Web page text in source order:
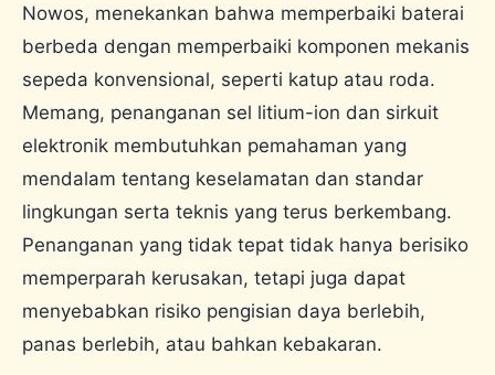
Nowos, menekankan bahwa memperbaiki baterai
berbeda dengan memperbaiki komponen mekanis
sepeda konvensional, seperti katup atau roda.
Memang, penanganan sel litium-ion dan sirkuit
elektronik membutuhkan pemahaman yang
mendalam tentang keselamatan dan standar
lingkungan serta teknis yang terus berkembang.
Penanganan yang tidak tepat tidak hanya berisiko
memperparah kerusakan, tetapi juga dapat
menyebabkan risiko pengisian daya berlebih,
panas berlebih, atau bahkan kebakaran.